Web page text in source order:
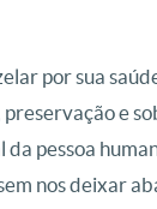
por sua
e
pessoa
nos deixar